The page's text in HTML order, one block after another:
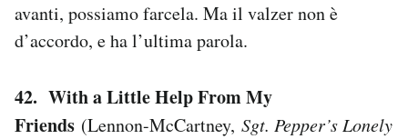
avanti, possiamo farcela. Ma il valzer non è
d’accordo, e ha l’ultima parola.
42. With a Little Help From My
Friends (Lennon-McCartney, Sgt. Pepper’s Lonely